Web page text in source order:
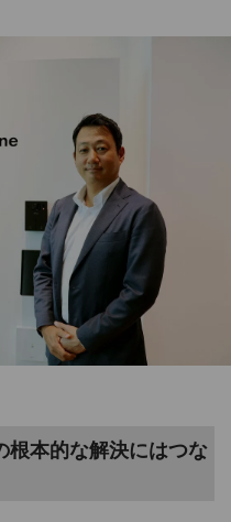
根本的な解決にはつな